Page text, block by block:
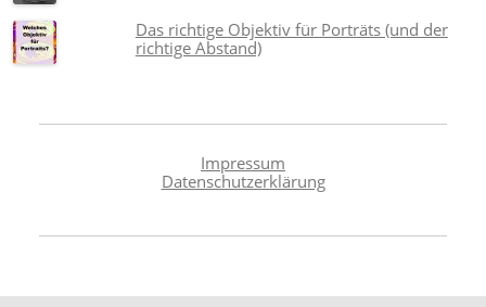
Das richtige Objektiv für Porträts (und der
richtige Abstand)
Impressum
Datenschutzerklärung